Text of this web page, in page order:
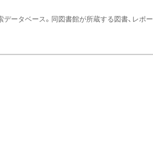
ータベース。同図書館が所蔵する図書、レポー